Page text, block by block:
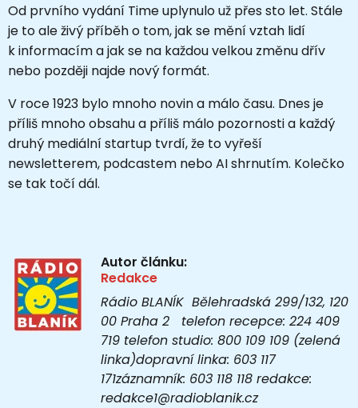
Od prvního vydání Time uplynulo už přes sto let. Stále
je to ale živý příběh o tom, jak se mění vztah lidí
k informacím a jak se na každou velkou změnu dřív
nebo později najde nový formát.
V roce 1923 bylo mnoho novin a málo času. Dnes je
příliš mnoho obsahu a příliš málo pozornosti a každý
druhý mediální startup tvrdí, že to vyřeší
newsletterem, podcastem nebo AI shrnutím. Kolečko
se tak točí dál.
Autor článku:
Redakce
Rádio BLANÍK Bělehradská 299/132, 120
00 Praha 2 telefon recepce: 224 409
719 telefon studio: 800 109 109 (zelená
linka)dopravní linka: 603 117
171záznamník: 603 118 118 redakce:
redakce1@radioblanik.cz